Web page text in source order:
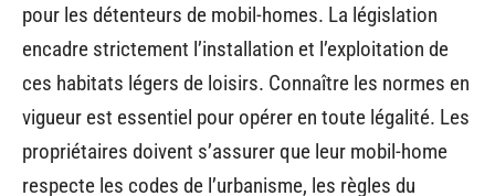
pour les détenteurs de mobil-homes. La législation
encadre strictement l’installation et l’exploitation de
ces habitats légers de loisirs. Connaître les normes en
vigueur est essentiel pour opérer en toute légalité. Les
propriétaires doivent s’assurer que leur mobil-home
respecte les codes de l’urbanisme, les règles du